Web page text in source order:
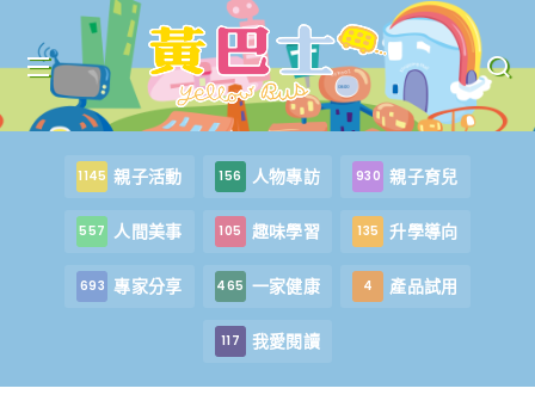
1145 親子活動 156 人物專訪 930 親子育兒
557 人間美事 105 趣味學習 135 升學導向
693 專家分享 465 一家健康 4 產品試用
117 我愛閱讀